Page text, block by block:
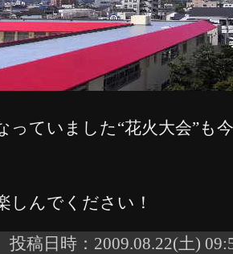
っていました“花火大会”も
しんでください！
投稿日時：2009.08.22(土)